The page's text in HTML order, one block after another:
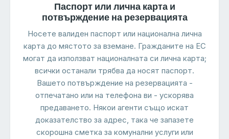
Паспорт или лична карта и
потвърждение на резервацията
Носете валиден паспорт или национална лична
карта до мястото за вземане. Гражданите на ЕС
могат да използват националната си лична карта;
всички останали трябва да носят паспорт.
Вашето потвърждение на резервацията -
отпечатано или на телефона ви - ускорява
предаването. Някои агенти също искат
доказателство за адрес, така че запазете
скорошна сметка за комунални услуги или